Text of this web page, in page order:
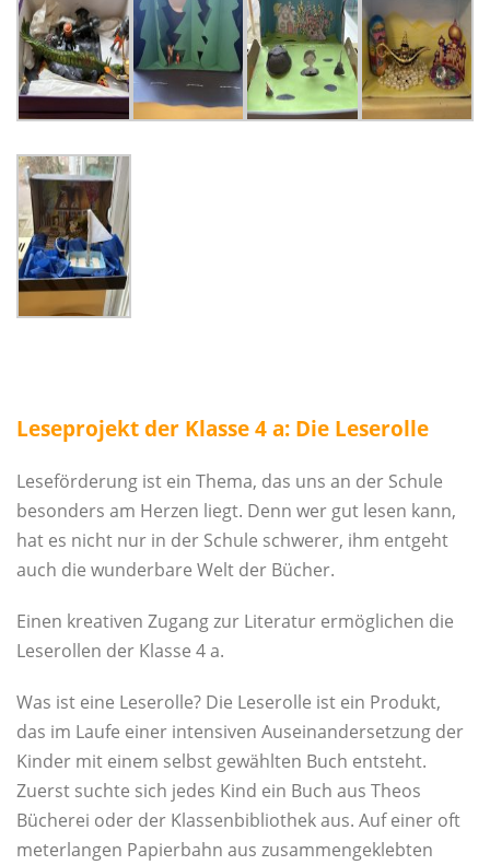
Leseprojekt der Klasse 4 a: Die Leserolle
Leseförderung ist ein Thema, das uns an der Schule
besonders am Herzen liegt. Denn wer gut lesen kann,
hat es nicht nur in der Schule schwerer, ihm entgeht
auch die wunderbare Welt der Bücher.
Einen kreativen Zugang zur Literatur ermöglichen die
Leserollen der Klasse 4 a.
Was ist eine Leserolle? Die Leserolle ist ein Produkt,
das im Laufe einer intensiven Auseinandersetzung der
Kinder mit einem selbst gewählten Buch entsteht.
Zuerst suchte sich jedes Kind ein Buch aus Theos
Bücherei oder der Klassenbibliothek aus. Auf einer oft
meterlangen Papierbahn aus zusammengeklebten